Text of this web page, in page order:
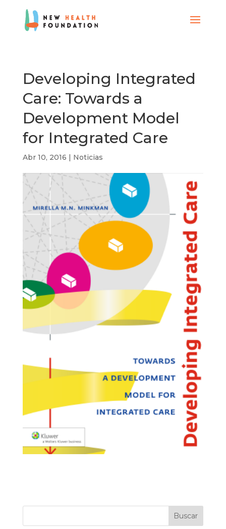
Developing Integrated
Care: Towards a
Development Model
for Integrated Care
Abr 10, 2016 | Noticias